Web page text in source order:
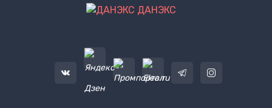
ДАНЭКС